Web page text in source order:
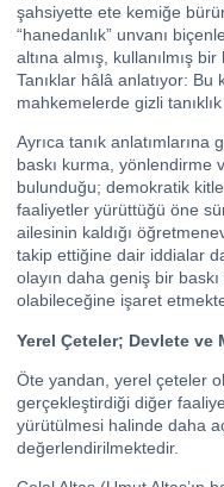
şahsiyette ete kemiğe
“hanedanlık” unvanı
altına almış, kullanılmış
Tanıklar hâlâ anlatıyor: Bu
mahkemelerde gizli
Ayrıca tanık
baskı kurma, yönlendirme
bulunduğu; demokratik
faaliyetler yürüttüğü öne
ailesinin kaldığı
takip ettiğine dair iddialar
olayın daha geniş bir
olabileceğine işaret
Yerel Çeteler; Devlete ve
Öte yandan, yerel çeteler
gerçekleştirdiği diğer
yürütülmesi halinde daha
değerlendirilmektedir.